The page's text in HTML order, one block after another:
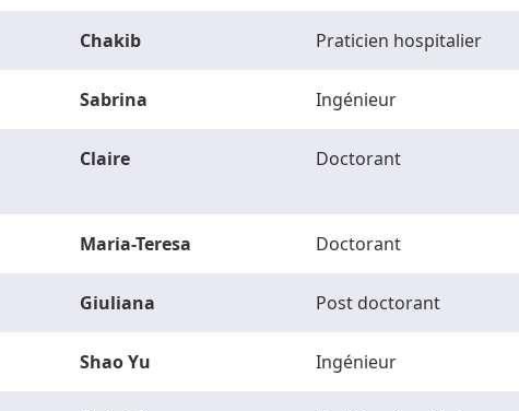
Chakib Praticien hospitalier
Sabrina Ingénieur
Claire Doctorant
Maria-Teresa Doctorant
Giuliana Post doctorant
Shao Yu Ingénieur